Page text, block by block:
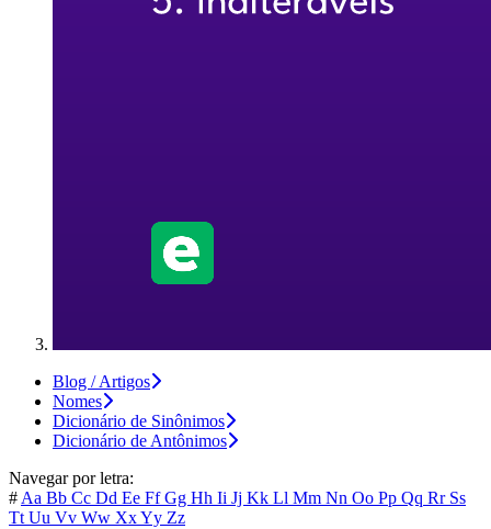
Blog / Artigos
Nomes
Dicionário de Sinônimos
Dicionário de Antônimos
Navegar por letra:
# Aa Bb Cc Dd Ee FfGg Hh Ii Jj Kk Ll Mm Nn Oo Pp Qq Rr Ss
Tt Uu Vv Ww XxYy Zz